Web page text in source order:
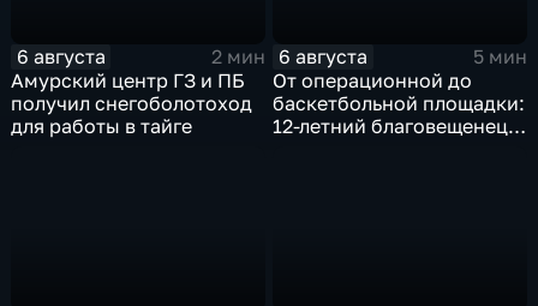
6 августа
2 мин
Амурский центр ГЗ и ПБ
получил снегоболотоход
для работы в тайге
6 августа
5 мин
От операционной до
баскетбольной площадки:
12-летний благовещенец